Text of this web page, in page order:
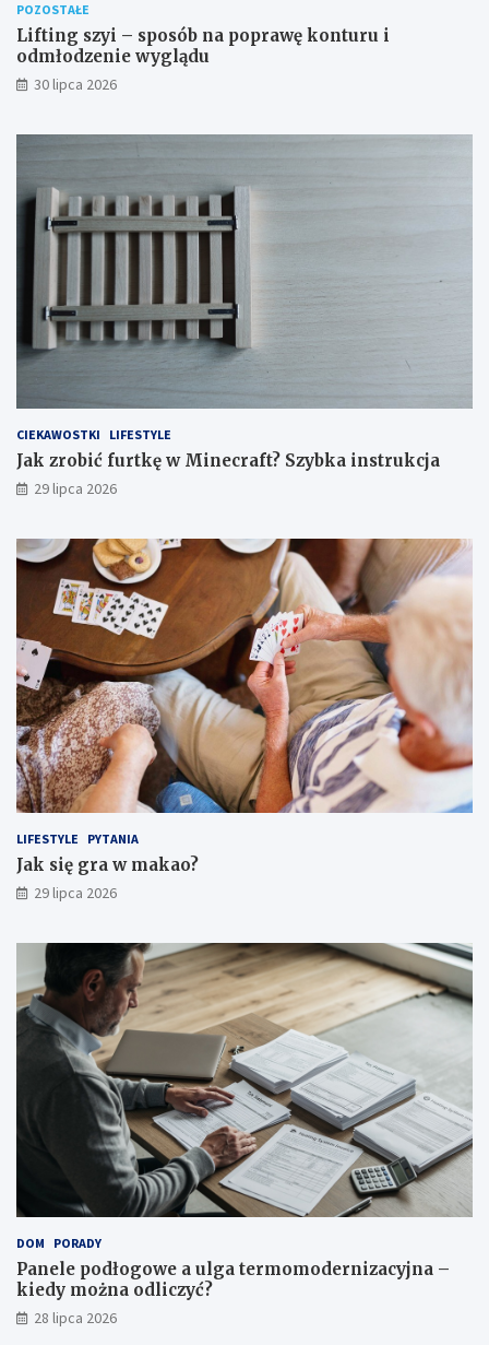
POZOSTAŁE
Lifting szyi – sposób na poprawę konturu i
odmłodzenie wyglądu
30 lipca 2026
CIEKAWOSTKI LIFESTYLE
Jak zrobić furtkę w Minecraft? Szybka instrukcja
29 lipca 2026
LIFESTYLE PYTANIA
Jak się gra w makao?
29 lipca 2026
DOM PORADY
Panele podłogowe a ulga termomodernizacyjna –
kiedy można odliczyć?
28 lipca 2026